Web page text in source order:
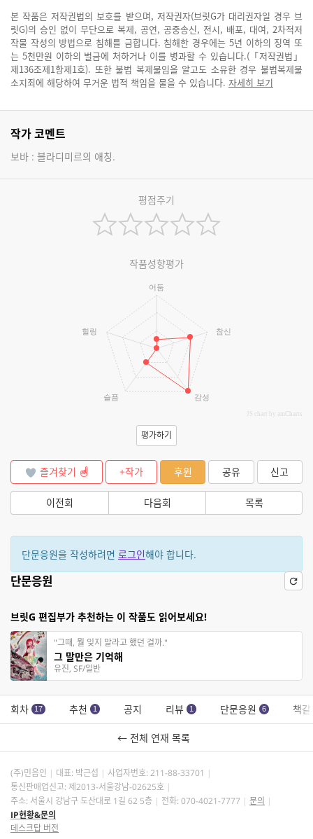
본 작품은 저작권법의 보호를 받으며, 저작권자(브릿G가 대리권자일 경우 브
릿G)의 승인 없이 무단으로 복제, 공연, 공중송신, 전시, 배포, 대여, 2차적저
작물 작성의 방법으로 침해를 금합니다. 침해한 경우에는 5년 이하의 징역 또
는 5천만원 이하의 벌금에 처하거나 이를 병과할 수 있습니다.(「저작권법」
제136조제1항제1호). 또한 불법 복제물임을 알고도 소유한 경우 불법복제물
소지죄에 해당하여 무거운 법적 책임을 물을 수 있습니다. 자세히 보기
작가 코멘트
보바 : 블라디미르의 애칭.
평점주기
작품성향평가
어둠
참신
감성
슬픔
힐링
JS chart by amCharts
평가하기
즐겨찾기 +작가 후원 공유 신고
이전회 다음회 목록
단문응원을 작성하려면 로그인해야 합니다.
단문응원
브릿G 편집부가 추천하는 이 작품도 읽어보세요!
"그때, 뭘 잊지 말라고 했던 걸까."
그 말만은 기억해
유진, SF/일반
회차 17 추천 1 공지 리뷰 1 단문응원 6 책
← 전체 연재 목록
(주)민음인 대표: 박근섭 사업자번호: 211-88-33701
통신판매업신고: 제2013-서울강남-02625호
주소: 서울시 강남구 도산대로 1길 62 5층
전화: 070-4021-7777
문의
IP현황&문의
데스크탑 버전